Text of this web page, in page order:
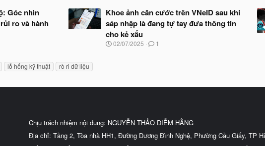
y
ắ
t
đ
Góc nhìn
ro và hành
Khoe ảnh căn cước trên VNeID sau khi
sáp nhập là đang tự tay đưa thông tin
cho kẻ xấu
N
02/07/2025 1
lỗ hổng kỹ thuật rò ri dữ liệu
Chịu trách nhiệm nội dung: NGUYỄN THẢO DIỄM HẰNG
Địa chỉ: Tầng 2, Tòa nhà HH1, Đường Dương Đình Nghệ, Phường Cầu Giấy, TP